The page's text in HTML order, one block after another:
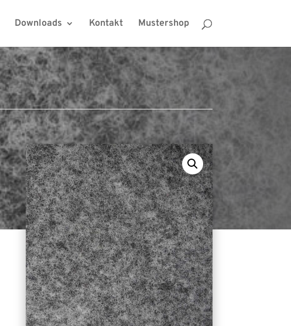
Downloads Kontakt Mustershop